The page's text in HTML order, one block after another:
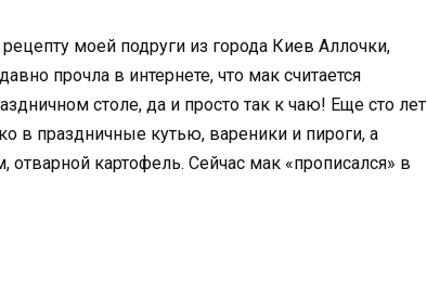
моей подруги из города Киев Аллочки,
прочла в интернете, что мак считается
столе, да и просто так к чаю! Еще сто лет
в праздничные кутью, вареники и пироги, а
картофель. Сейчас мак «прописался» в